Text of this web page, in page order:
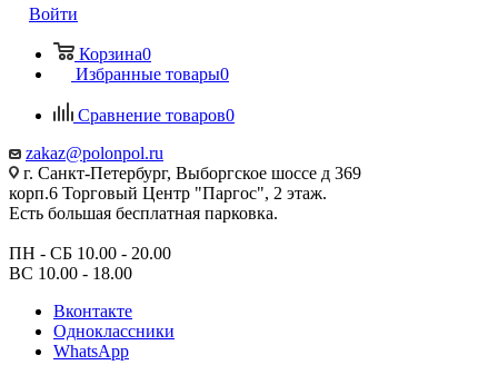
Войти
Корзина0
Избранные товары0
Сравнение товаров0
zakaz@polonpol.ru
г. Санкт-Петербург, Выборгское шоссе д 369
корп.6 Торговый Центр "Паргос", 2 этаж.
Есть большая бесплатная парковка.
ПН - СБ 10.00 - 20.00
ВС 10.00 - 18.00
Вконтакте
Одноклассники
WhatsApp